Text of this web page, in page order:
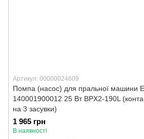
Артикул: 00000024609
Помпа (насос) для пральної машини
140001900012 25 Вт BPX2-190L
на 3 засувки)
1 965 грн
В наявності